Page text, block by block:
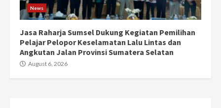
News
Jasa Raharja Sumsel Dukung Kegiatan Pemilihan
Pelajar Pelopor Keselamatan Lalu Lintas dan
Angkutan Jalan Provinsi Sumatera Selatan
August 6, 2026